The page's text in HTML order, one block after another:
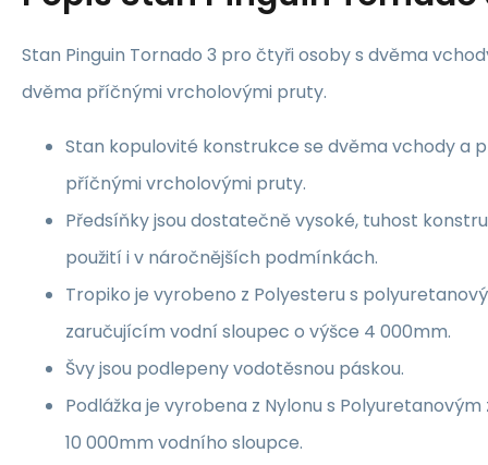
Stan Pinguin Tornado 3 pro čtyři osoby s dvěma
dvěma příčnými vrcholovými pruty.
Stan kopulovité konstrukce se dvěma vchody a
příčnými vrcholovými pruty.
Předsíňky jsou dostatečně vysoké, tuhost
použití i v náročnějších podmínkách.
Tropiko je vyrobeno z Polyesteru s
zaručujícím vodní sloupec o výšce 4 000mm.
Švy jsou podlepeny vodotěsnou páskou.
Podlážka je vyrobena z Nylonu s
10 000mm vodního sloupce.